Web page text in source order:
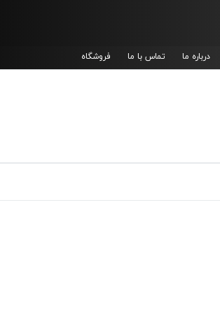
درباره ما تماس با ما فروشگاه